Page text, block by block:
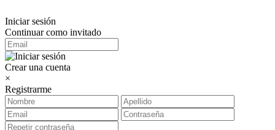
Iniciar sesión
Continuar como invitado
Crear una cuenta
×
Registrarme